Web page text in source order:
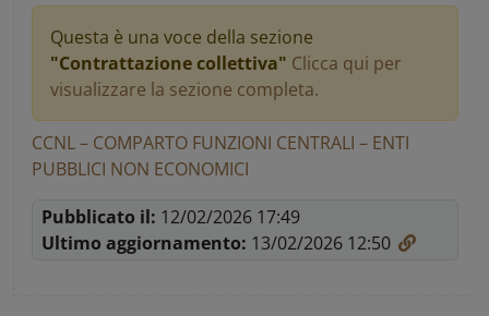
Questa è una voce della sezione
"Contrattazione collettiva" Clicca qui per
visualizzare la sezione completa.
CCNL – COMPARTO FUNZIONI CENTRALI – ENTI
PUBBLICI NON ECONOMICI
Pubblicato il: 12/02/2026 17:49
Ultimo aggiornamento: 13/02/2026 12:50